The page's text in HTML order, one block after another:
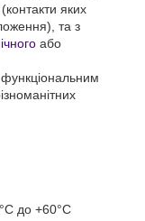
яких
та з
або
функціональним
до +60°C